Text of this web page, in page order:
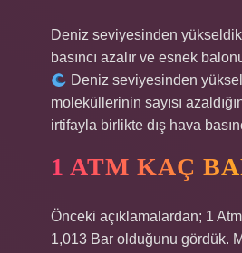
Deniz seviyesinden
basıncı azalır ve esnek
Deniz seviyesinden
moleküllerinin sayısı
irtifayla birlikte dış hava
1 ATM KAÇ
Önceki açıklamalardan; 1
1,013 Bar olduğunu gördük.